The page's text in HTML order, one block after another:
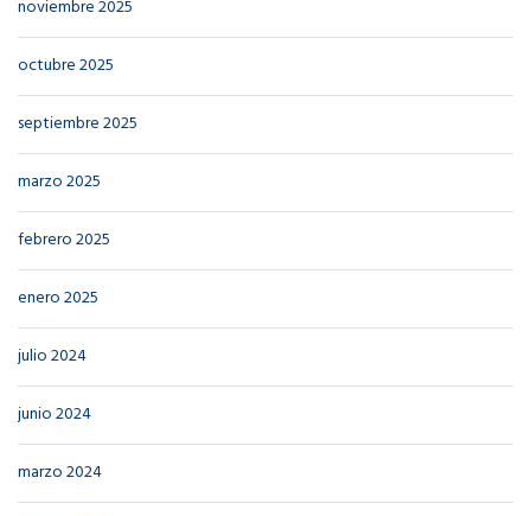
noviembre 2025
octubre 2025
septiembre 2025
marzo 2025
febrero 2025
enero 2025
julio 2024
junio 2024
marzo 2024